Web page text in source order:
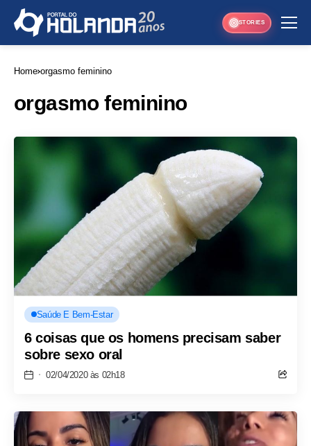
STORIES
Home orgasmo feminino
orgasmo feminino
Saúde E Bem-Estar
6 coisas que os homens precisam saber
sobre sexo oral
02/04/2020 às 02h18